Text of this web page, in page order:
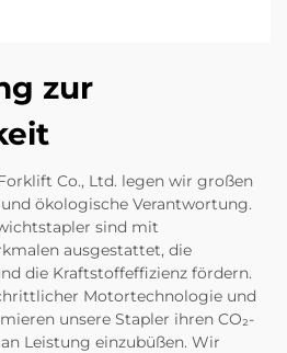
zur
Co., Ltd. legen wir großen
ökologische Verantwortung.
sind mit
ausgestattet, die
die Kraftstoffeffizienz fördern.
Motortechnologie und
unsere Stapler ihren CO₂-
Leistung einzubüßen. Wir